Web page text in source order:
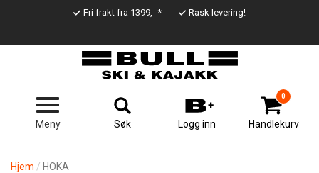
Line
Fri frakt fra 1399,- * Rask levering!
Meny Søk Logg inn Handlekurv
0
Hjem HOKA